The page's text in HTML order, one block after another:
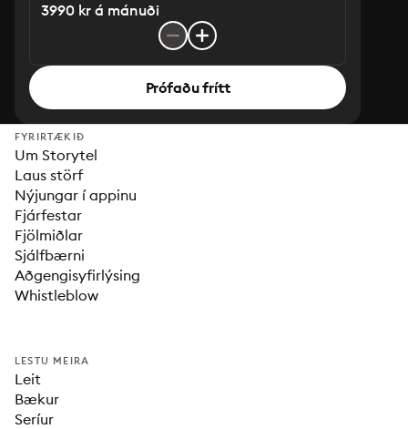
3990 kr á mánuði
Prófaðu frítt
FYRIRTÆKIÐ
Um Storytel
Laus störf
Nýjungar í appinu
Fjárfestar
Fjölmiðlar
Sjálfbærni
Aðgengisyfirlýsing
Whistleblow
LESTU MEIRA
Leit
Bækur
Seríur